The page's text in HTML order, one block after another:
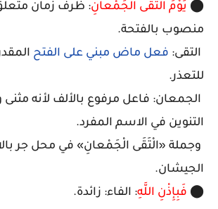
⬤ يَوْمَ الْتَقَى الْجَمْعانِ: ظرف زمان
منصوب بالفتحة.
التقى: فعل ماض مبني على الفتح
للتعذر.
الجمعان: فاعل مرفوع بالألف لأنه
التنوين في الاسم المفرد.
وجملة «الْتَقَى الْجَمْعانِ» في محل جر
الجيشان.
⬤ فَبِإِذْنِ اللَّهِ: الفاء: زائدة.